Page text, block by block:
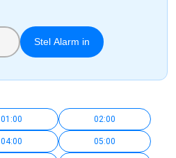
Stel Alarm in
01:00 02:00
04:00 05:00